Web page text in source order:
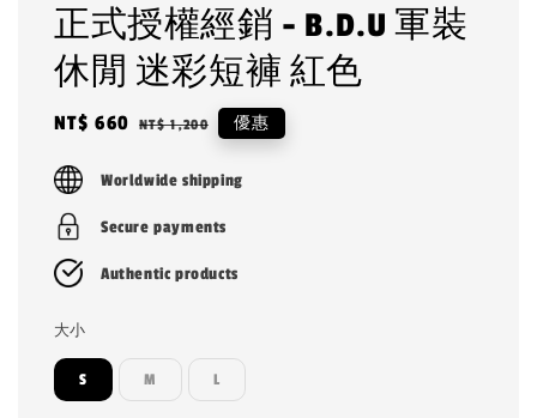
正式授權經銷 - B.D.U 軍裝
休閒 迷彩短褲 紅色
Sale
NT$ 660 Regular
NT$ 1,200 優惠
Worldwide shipping
Secure payments
Authentic products
大小
S M L